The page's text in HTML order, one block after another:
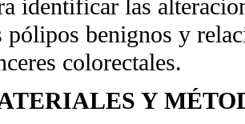
identificar las
pólipos benignos y
colorectales.
Y